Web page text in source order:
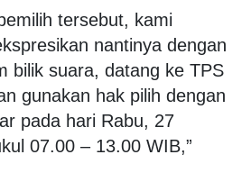
tersebut, kami
nantinya dengan
bilik suara, datang ke TPS
gunakan hak pilih dengan
pada hari Rabu, 27
07.00 – 13.00 WIB,”